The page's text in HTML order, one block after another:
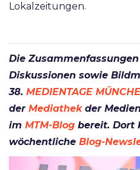
Lokalzeitungen.
Die
Diskussionen sowie
38. MEDIENTAGE
der Mediathekder
im MTM-Blog bereit. Dort
wöchentliche Blog-